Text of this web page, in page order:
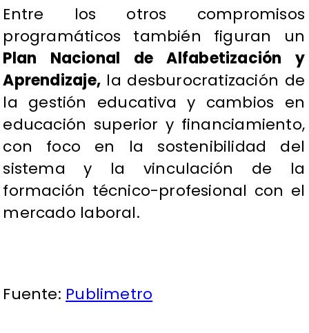
Entre los otros compromisos
programáticos también figuran un
Plan Nacional de Alfabetización y
Aprendizaje,la desburocratización de
la gestión educativa y cambios en
educación superior y financiamiento,
con foco en la sostenibilidad del
sistema y la vinculación de la
formación técnico-profesional con el
mercado laboral.
Fuente: Publimetro